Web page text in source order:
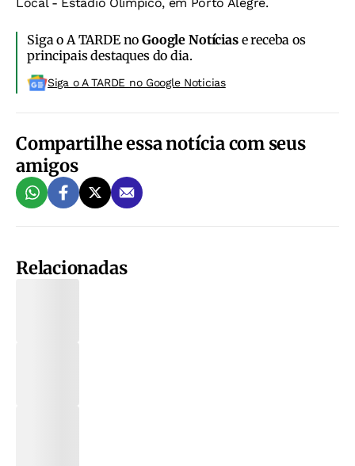
Siga o A TARDE noGoogle Notíciase receba os
principais destaques do dia.
Siga o A TARDE no Google Noticias
Compartilhe essa notícia com seus
amigos
Relacionadas